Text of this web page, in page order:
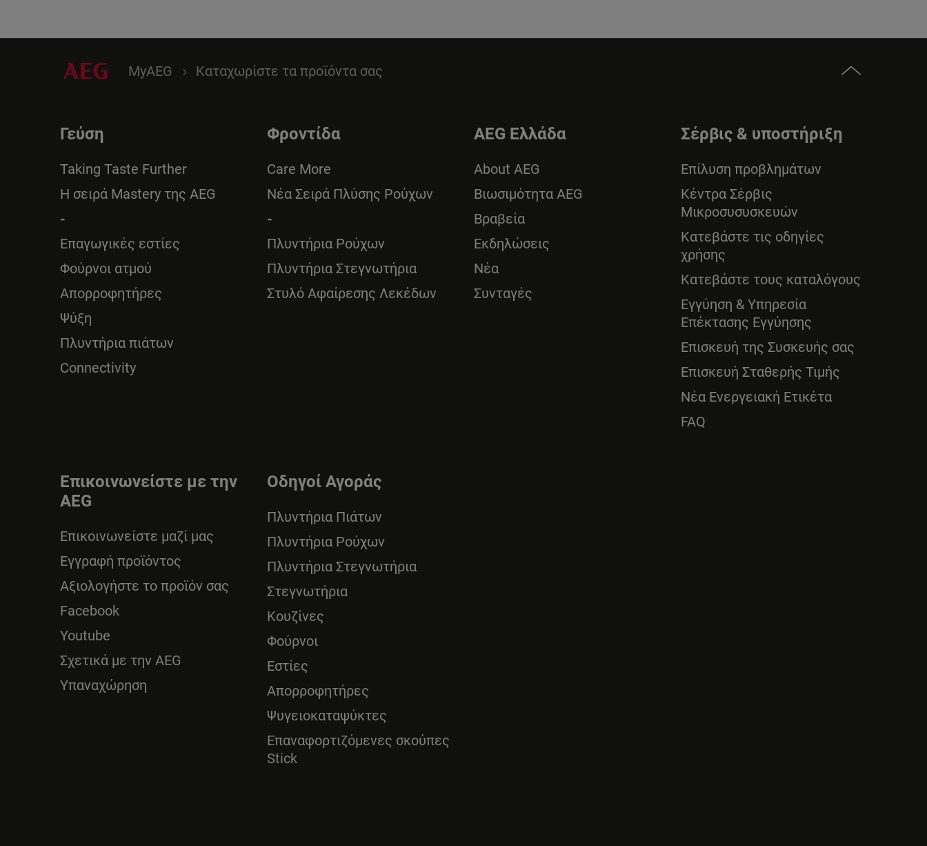
MyAEG Καταχωρίστε τα προϊόντα σας
Γεύση
Taking Taste Further
Η σειρά Mastery της AEG
-
Επαγωγικές εστίες
Φούρνοι ατμού
Απορροφητήρες
Ψύξη
Πλυντήρια πιάτων
Connectivity
Φροντίδα
Care More
Νέα Σειρά Πλύσης Ρούχων
-
Πλυντήρια Ρούχων
Πλυντήρια Στεγνωτήρια
Στυλό Αφαίρεσης Λεκέδων
AEG Ελλάδα
About AEG
Βιωσιμότητα AEG
Βραβεία
Εκδηλώσεις
Νέα
Συνταγές
Σέρβις & υποστήριξη
Επίλυση προβλημάτων
Κέντρα Σέρβις
Μικροσυσυσκευών
Κατεβάστε τις οδηγίες
χρήσης
Κατεβάστε τους καταλόγους
Εγγύηση & Υπηρεσία
Επέκτασης Εγγύησης
Επισκευή της Συσκευής σας
Επισκευή Σταθερής Τιμής
Νέα Ενεργειακή Ετικέτα
FAQ
Επικοινωνείστε με την
AEG
Επικοινωνείστε μαζί μας
Εγγραφή προϊόντος
Αξιολογήστε το προϊόν σας
Facebook
Youtube
Σχετικά με την AEG
Υπαναχώρηση
Οδηγοί Αγοράς
Πλυντήρια Πιάτων
Πλυντήρια Ρούχων
Πλυντήρια Στεγνωτήρια
Στεγνωτήρια
Κουζίνες
Φούρνοι
Εστίες
Απορροφητήρες
Ψυγειοκαταψύκτες
Επαναφορτιζόμενες σκούπες
Stick